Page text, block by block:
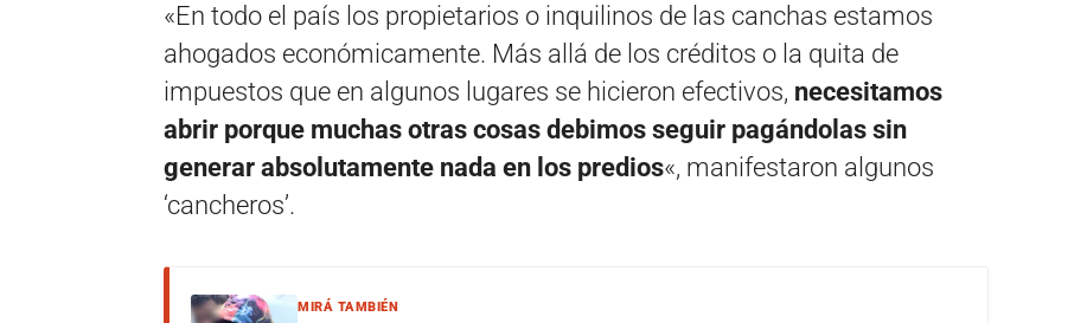
«En todo el país los propietarios o inquilinos de las canchas estamos
ahogados económicamente. Más allá de los créditos o la quita de
impuestos que en algunos lugares se hicieron efectivos, necesitamos
abrir porque muchas otras cosas debimos seguir pagándolas sin
generar absolutamente nada en los predios«, manifestaron algunos
‘cancheros’.
MIRÁ TAMBIÉN